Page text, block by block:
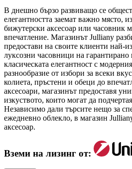
В днешно бързо развиващо се
елегантността заемат важно място,
бижутерски аксесоар или часовник
впечатление. Магазинът Julliany
предостави на своите клиенти най-
луксозни часовници на
класическата елегантност с
разнообразие от избори за всеки
колиета, пръстени и обеци до
аксесоари, магазинът предоставя
изкуството, които могат да
Независимо дали търсите нещо за
ежедневно облекло, в магазин
аксесоар.
Вземи на лизинг от: